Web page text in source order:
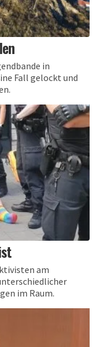
in
Fall gelockt und
am
im Raum.